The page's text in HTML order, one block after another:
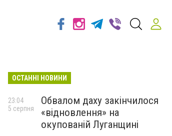
ОСТАННІ НОВИНИ
Обвалом даху закінчилося
«відновлення» на
окупованій Луганщині
23:04
5 серпня